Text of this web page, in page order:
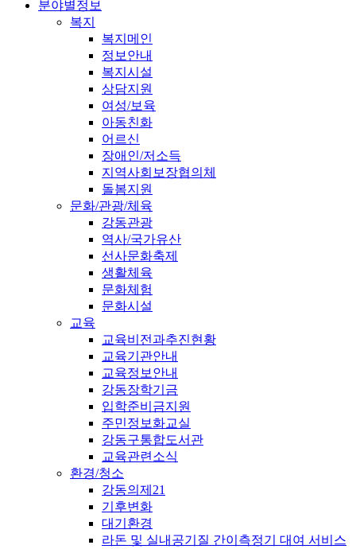
분야별정보
복지
복지메인
정보안내
복지시설
상담지원
여성/보육
아동친화
어르신
장애인/저소득
지역사회보장협의체
돌봄지원
문화/관광/체육
강동관광
역사/국가유산
선사문화축제
생활체육
문화체험
문화시설
교육
교육비전과추진현황
교육기관안내
교육정보안내
강동장학기금
입학준비금지원
주민정보화교실
강동구통합도서관
교육관련소식
환경/청소
강동의제21
기후변화
대기환경
라돈 및 실내공기질 간이측정기 대여 서비스